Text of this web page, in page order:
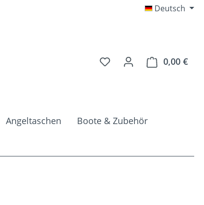
Deutsch
Du hast 0 Produkte auf
0,00 €
Angeltaschen
Boote & Zubehör